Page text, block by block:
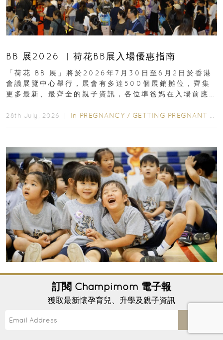
BB 展2026 ︳荷花BB展入場優惠指南
「荷花 BB 展」將於2026年7月30日至8月2日於香港
會議展覽中心舉行，展會有多達500個展銷攤位，齊集
更多最新、最齊全的親子資訊，各位準爸媽在入場前應
28th July, 2026 ｜ In PREGNANCY / GETTING PREGNANT
2027-28香港國際幼稚園申請時間｜5大熱門國
際學校報名日期、學費、面試攻略
不少香港家長都希望讓小朋友從小接受國際教育，在雙
語或全英語環境中成長，並為未來升讀國際小學、中學
甚至海外大學做好準備。然而，香港熱門國際幼稚園競
訂閱 Champimom 電子報
獲取最新懷孕育兒、升學及親子資訊